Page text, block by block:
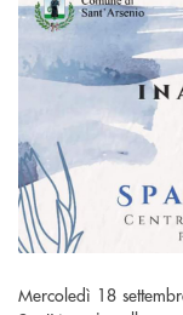
Mercoledì 18